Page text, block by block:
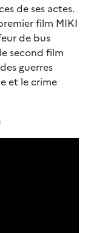
de ses actes.
film MIKI
de bus
second film
guerres
et le crime